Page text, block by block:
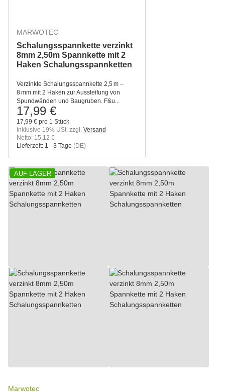
MARWOTEC
Schalungsspannkette verzinkt
8mm 2,50m Spannkette mit 2
Haken Schalungsspannketten
Verzinkte Schalungsspannkette 2,5 m –
8 mm mit 2 Haken zur Aussteifung von
Spundwänden und Baugruben. F&u...
17,99 €
17,99 € pro 1 Stück
inklusive 19% USt. zzgl. Versand
Netto: 15,12 €
Lieferzeit: 1 - 3 Tage (DE)
AUF LAGER
Marwotec